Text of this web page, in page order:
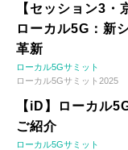
【セッション3
ローカル5G：新
革新
ローカル5Gサミット
ローカル5Gサミット2025
【iD】ローカル
ご紹介
ローカル5Gサミット